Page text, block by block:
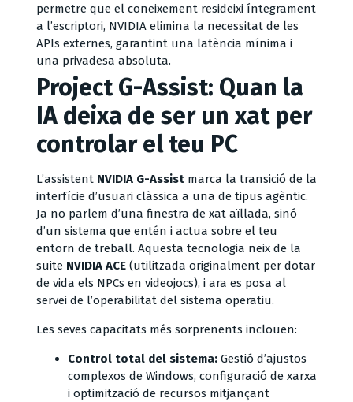
permetre que el coneixement resideixi íntegrament
a l’escriptori, NVIDIA elimina la necessitat de les
APIs externes, garantint una latència mínima i
una privadesa absoluta.
Project G-Assist: Quan la
IA deixa de ser un xat per
controlar el teu PC
L’assistent NVIDIA G-Assist marca la transició de la
interfície d’usuari clàssica a una de tipus agèntic.
Ja no parlem d’una finestra de xat aïllada, sinó
d’un sistema que entén i actua sobre el teu
entorn de treball. Aquesta tecnologia neix de la
suite NVIDIA ACE (utilitzada originalment per dotar
de vida els NPCs en videojocs), i ara es posa al
servei de l’operabilitat del sistema operatiu.
Les seves capacitats més sorprenents inclouen:
Control total del sistema: Gestió d’ajustos
complexos de Windows, configuració de xarxa
i optimització de recursos mitjançant